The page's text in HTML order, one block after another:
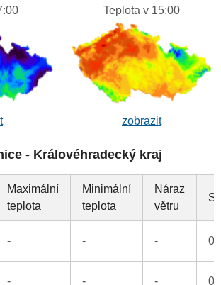
Teplota v 15:00
zobrazit
- Královéhradecký kraj
Maximální
teplota
Minimální
teplota
Náraz
větru
- - - 0
- - - 0